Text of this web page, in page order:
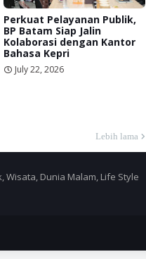
Perkuat Pelayanan Publik,
BP Batam Siap Jalin
Kolaborasi dengan Kantor
Bahasa Kepri
July 22, 2026
Lebih lama
Wisata, Dunia Malam, Life Style